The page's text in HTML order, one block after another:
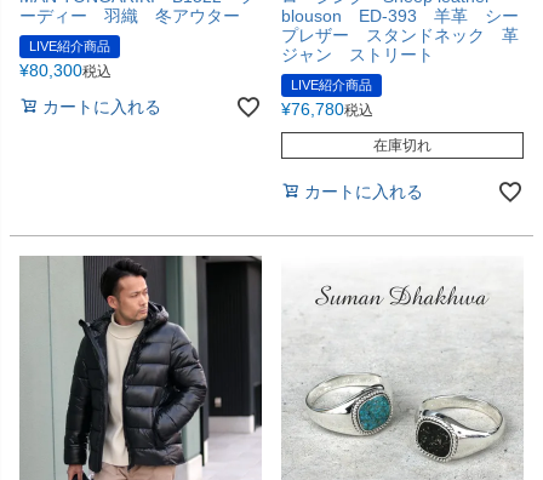
ーディー 羽織 冬アウター
LIVE紹介商品
¥80,300税込
カートに入れる
blouson ED-393 羊革 シー
プレザー スタンドネック 革
ジャン ストリート
LIVE紹介商品
¥76,780税込
在庫切れ
カートに入れる